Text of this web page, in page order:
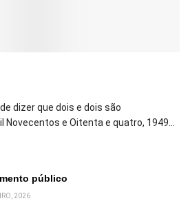
dizer que dois e dois são
Novecentos e Oitenta e quatro, 1949...
público
2026